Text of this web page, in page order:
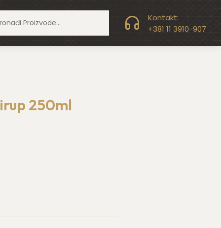
office@profexd.comKontakt:
+381 11 3910-907
250ml